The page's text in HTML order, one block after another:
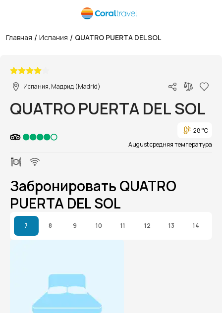
Главная / Испания / QUATRO PUERTA DEL SOL
Испания, Мадрид (Madrid)
QUATRO PUERTA DEL SOL
28 °C
August средняя температура
Забронировать QUATRO
PUERTA DEL SOL
7 8 9 10 11 12 13 14